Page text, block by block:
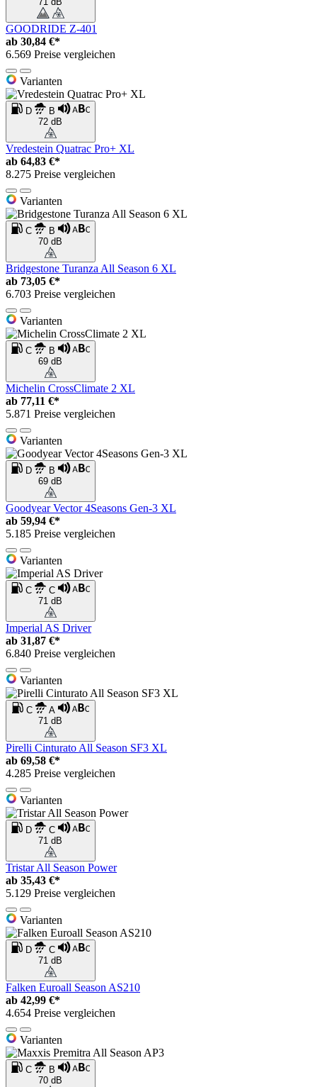
GOODRIDE Z-401
ab 30,84 €*
6.569 Preise vergleichen
Varianten
D
B
72 dB
Vredestein Quatrac Pro+ XL
ab 64,83 €*
8.275 Preise vergleichen
Varianten
C
B
70 dB
Bridgestone Turanza All Season 6 XL
ab 73,05 €*
6.703 Preise vergleichen
Varianten
C
B
69 dB
Michelin CrossClimate 2 XL
ab 77,11 €*
5.871 Preise vergleichen
Varianten
D
B
69 dB
Goodyear Vector 4Seasons Gen-3 XL
ab 59,94 €*
5.185 Preise vergleichen
Varianten
C
C
71 dB
Imperial AS Driver
ab 31,87 €*
6.840 Preise vergleichen
Varianten
C
A
71 dB
Pirelli Cinturato All Season SF3 XL
ab 69,58 €*
4.285 Preise vergleichen
Varianten
D
C
71 dB
Tristar All Season Power
ab 35,43 €*
5.129 Preise vergleichen
Varianten
D
C
71 dB
Falken Euroall Season AS210
ab 42,99 €*
4.654 Preise vergleichen
Varianten
C
B
70 dB